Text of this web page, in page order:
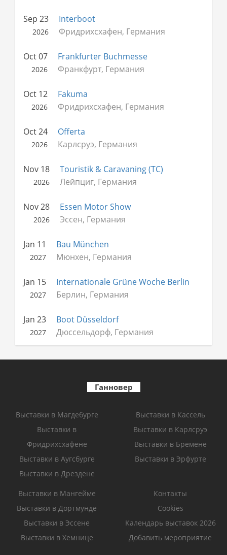
Sep 23
2026
Interboot
Фридрихсхафен, Германия
Oct 07
2026
Frankfurter Buchmesse
Франкфурт, Германия
Oct 12
2026
Fakuma
Фридрихсхафен, Германия
Oct 24
2026
Offerta
Карлсруэ, Германия
Nov 18
2026
Touristik & Caravaning (TC)
Лейпциг, Германия
Nov 28
2026
Essen Motor Show
Эссен, Германия
Jan 11
2027
Bau München
Мюнхен, Германия
Jan 15
2027
Internationale Grüne Woche Berlin
Берлин, Германия
Jan 23
2027
Boot Düsseldorf
Дюссельдорф, Германия
Ганновер
Выставки в Магдебурге
Выставки в
Фридрихсхафене
Выставки в Аугсбурге
Выставки в Дрездене
Выставки в Кассель
Выставки в Карлсруэ
Выставки в Бремене
Выставки в Эрфурте
Выставки в Мангейме
Выставки в Дортмунде
Выставки в Эссене
Выставки в Хемнице
Контакты
Cookies
Календарь выставок 2026
Добавить мероприятие